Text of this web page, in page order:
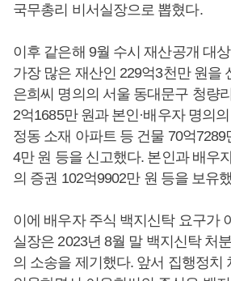
국무총리 비서실장으로 뽑혔다.
이후 같은해 9월 수시 재산공개 대
가장 많은 재산인 229억3천만 원을
은희씨 명의의 서울 동대문구 청량
2억1685만 원과 본인·배우자 명의
정동 소재 아파트 등 건물 70억7289
4만 원 등을 신고했다. 본인과 배우
의 증권 102억9902만 원 등을 보유
이에 배우자 주식 백지신탁 요구가
실장은 2023년 8월 말 백지신탁 처
의 소송을 제기했다. 앞서 집행정치